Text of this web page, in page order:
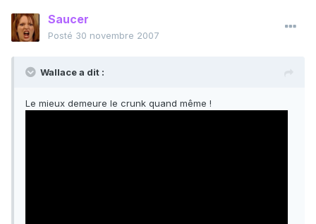
Saucer
Posté 30 novembre 2007
Wallace a dit :
Le mieux demeure le crunk quand même !